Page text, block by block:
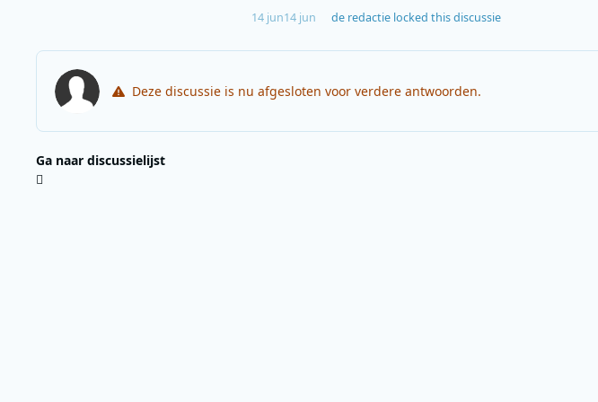
14 jun14 jun de redactie locked this discussie
Deze discussie is nu afgesloten voor verdere antwoorden.
Ga naar discussielijst